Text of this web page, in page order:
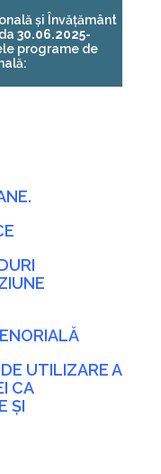
și Învățământ
30.06.2025-
programe de
UTILIZARE A
CA
ȘI